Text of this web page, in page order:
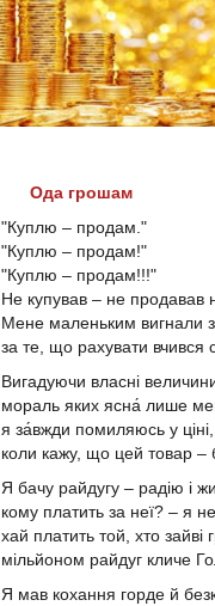
Ода грошам
"Куплю – продам."
"Куплю – продам!"
"Куплю – продам!!!"
Не купував – не продавав
Мене маленьким вигнали
за те, що рахувати вчився
Вигадуючи власні
мораль яких ясна́ лише
я за́вжди помиляюсь у ціні,
коли кажу, що цей товар –
Я бачу райдугу – радію і
кому платить за неї? – я
хай платить той, хто зайві
мільйоном райдуг кличе
Я мав кохання горде й